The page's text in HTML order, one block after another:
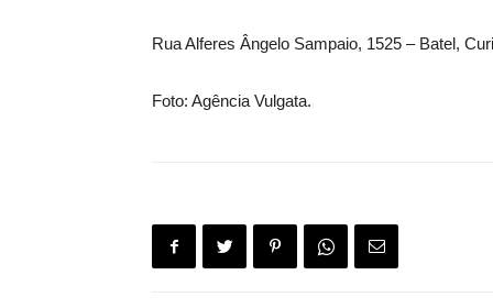
Rua Alferes Ângelo Sampaio, 1525 – Batel,
Foto: Agência Vulgata.